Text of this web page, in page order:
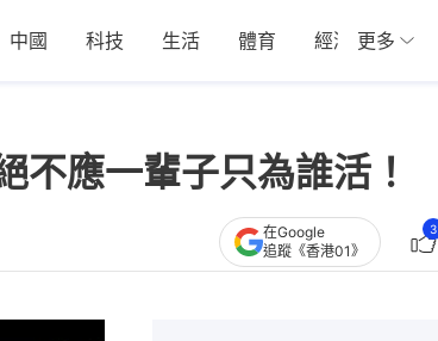
中國 科技 生活 體育 經濟 01深圳
更多
不應一輩子只為誰活！
在Google
追蹤《香港01》
3